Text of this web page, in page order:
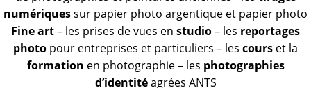
numériquessur papier photo argentique et papier photo
Fine art– les prises de vues en studio– les reportages
photo pour entreprises et particuliers – les cours et la
formation en photographie – les photographies
d’identitéagrées ANTS